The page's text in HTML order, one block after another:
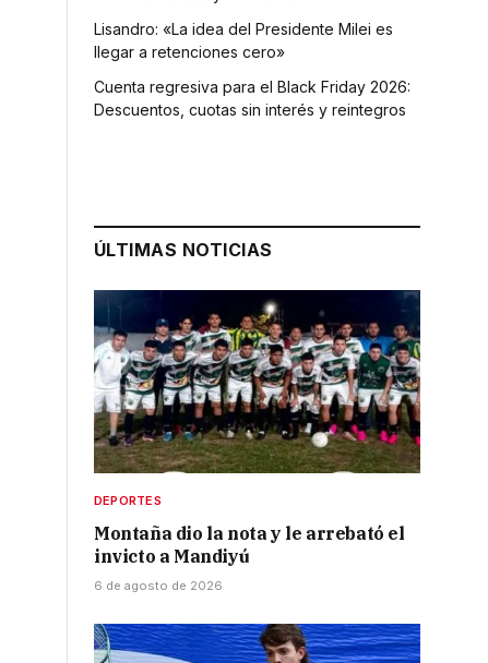
Lisandro: «La idea del Presidente Milei es
llegar a retenciones cero»
Cuenta regresiva para el Black Friday 2026:
Descuentos, cuotas sin interés y reintegros
ÚLTIMAS NOTICIAS
DEPORTES
Montaña dio la nota y le arrebató el
invicto a Mandiyú
6 de agosto de 2026